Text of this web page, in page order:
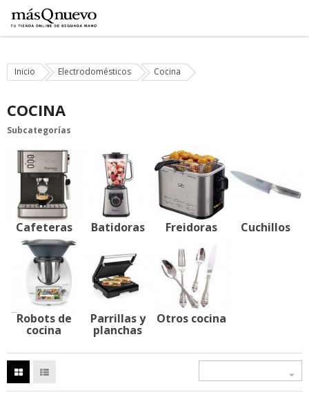
Inicio Electrodomésticos Cocina
COCINA
Subcategorías
Cafeteras Batidoras Freidoras Cuchillos
Robots de
cocina
Parrillas y
planchas
Otros cocina
